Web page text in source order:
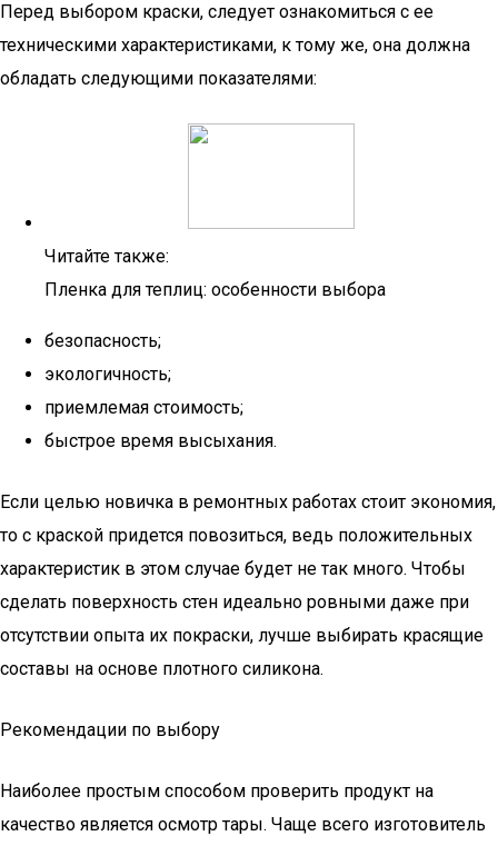
Перед выбором краски, следует ознакомиться с ее
техническими характеристиками, к тому же, она должна
обладать следующими показателями:
Читайте также:
Пленка для теплиц: особенности выбора
безопасность;
экологичность;
приемлемая стоимость;
быстрое время высыхания.
Если целью новичка в ремонтных работах стоит экономия,
то с краской придется повозиться, ведь положительных
характеристик в этом случае будет не так много. Чтобы
сделать поверхность стен идеально ровными даже при
отсутствии опыта их покраски, лучше выбирать красящие
составы на основе плотного силикона.
Рекомендации по выбору
Наиболее простым способом проверить продукт на
качество является осмотр тары. Чаще всего изготовитель